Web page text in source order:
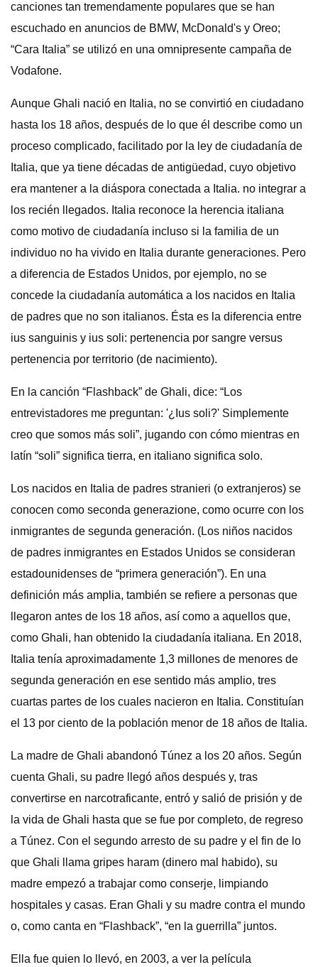
canciones tan tremendamente populares que se han
escuchado en anuncios de BMW, McDonald's y Oreo;
“Cara Italia” se utilizó en una omnipresente campaña de
Vodafone.
Aunque Ghali nació en Italia, no se convirtió en ciudadano
hasta los 18 años, después de lo que él describe como un
proceso complicado, facilitado por la ley de ciudadanía de
Italia, que ya tiene décadas de antigüedad, cuyo objetivo
era mantener a la diáspora conectada a Italia. no integrar a
los recién llegados. Italia reconoce la herencia italiana
como motivo de ciudadanía incluso si la familia de un
individuo no ha vivido en Italia durante generaciones. Pero
a diferencia de Estados Unidos, por ejemplo, no se
concede la ciudadanía automática a los nacidos en Italia
de padres que no son italianos. Ésta es la diferencia entre
ius sanguinis y ius soli: pertenencia por sangre versus
pertenencia por territorio (de nacimiento).
En la canción “Flashback” de Ghali, dice: “Los
entrevistadores me preguntan: '¿Ius soli?' Simplemente
creo que somos más soli”, jugando con cómo mientras en
latín “soli” significa tierra, en italiano significa solo.
Los nacidos en Italia de padres stranieri (o extranjeros) se
conocen como seconda generazione, como ocurre con los
inmigrantes de segunda generación. (Los niños nacidos
de padres inmigrantes en Estados Unidos se consideran
estadounidenses de “primera generación”). En una
definición más amplia, también se refiere a personas que
llegaron antes de los 18 años, así como a aquellos que,
como Ghali, han obtenido la ciudadanía italiana. En 2018,
Italia tenía aproximadamente 1,3 millones de menores de
segunda generación en ese sentido más amplio, tres
cuartas partes de los cuales nacieron en Italia. Constituían
el 13 por ciento de la población menor de 18 años de Italia.
La madre de Ghali abandonó Túnez a los 20 años. Según
cuenta Ghali, su padre llegó años después y, tras
convertirse en narcotraficante, entró y salió de prisión y de
la vida de Ghali hasta que se fue por completo, de regreso
a Túnez. Con el segundo arresto de su padre y el fin de lo
que Ghali llama gripes haram (dinero mal habido), su
madre empezó a trabajar como conserje, limpiando
hospitales y casas. Eran Ghali y su madre contra el mundo
o, como canta en “Flashback”, “en la guerrilla” juntos.
Ella fue quien lo llevó, en 2003, a ver la película